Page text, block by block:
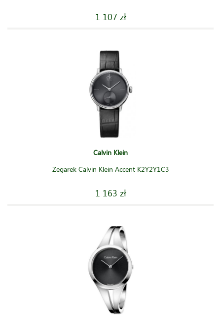
1 107 zł
Calvin Klein
Zegarek Calvin Klein Accent K2Y2Y1C3
1 163 zł